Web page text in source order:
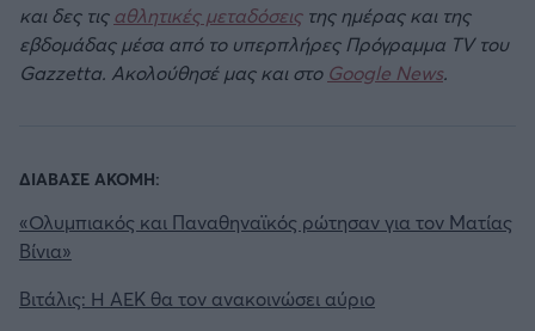
και δες τιςαθλητικές μεταδόσειςτης ημέρας και της
εβδομάδας μέσα από το υπερπλήρες Πρόγραμμα TV του
Gazzetta. Ακολούθησέ μας και στο Google News.
ΔΙΑΒΑΣΕ ΑΚΟΜΗ:
«Ολυμπιακός και Παναθηναϊκός ρώτησαν για τον Ματίας
Βίνια»
Βιτάλις: Η ΑΕΚ θα τον ανακοινώσει αύριο